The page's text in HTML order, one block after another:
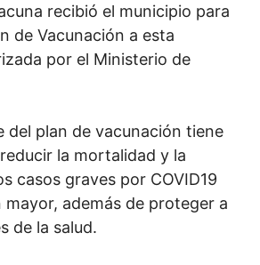
recibió el municipio para
de Vacunación a esta
por el Ministerio de
del plan de vacunación tiene
la mortalidad y la
casos graves por COVID19
mayor, además de proteger a
de la salud.